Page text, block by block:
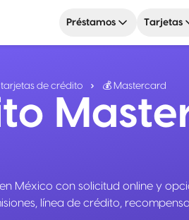
Préstamos Tarjetas
de crédito 💰 Mastercard
México con solicitud online y
línea de crédito,